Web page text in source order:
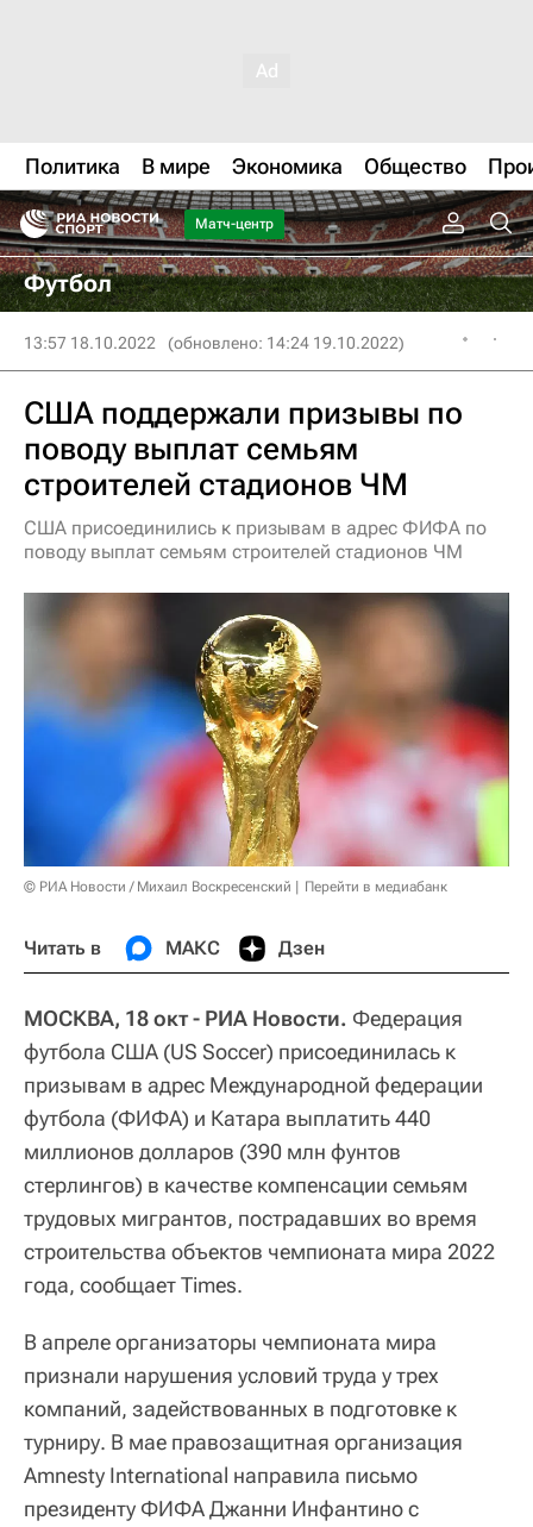
Политика В мире Экономика Общество
Матч-центр
Футбол
13:57 18.10.2022 (обновлено: 14:24 19.10.2022)
США поддержали призывы по
поводу выплат семьям
строителей стадионов ЧМ
США присоединились к призывам в адрес ФИФА по
поводу выплат семьям строителей стадионов ЧМ
© РИА Новости / Михаил Воскресенский Перейти в медиабанк
Читать в МАКС Дзен
МОСКВА, 18 окт - РИА Новости. Федерация
футбола США (US Soccer) присоединилась к
призывам в адрес Международной федерации
футбола (ФИФА) и Катара выплатить 440
миллионов долларов (390 млн фунтов
стерлингов) в качестве компенсации семьям
трудовых мигрантов, пострадавших во время
строительства объектов чемпионата мира 2022
года, сообщает Times.
В апреле организаторы чемпионата мира
признали нарушения условий труда у трех
компаний, задействованных в подготовке к
турниру. В мае правозащитная организация
Amnesty International направила письмо
президенту ФИФА Джанни Инфантино с